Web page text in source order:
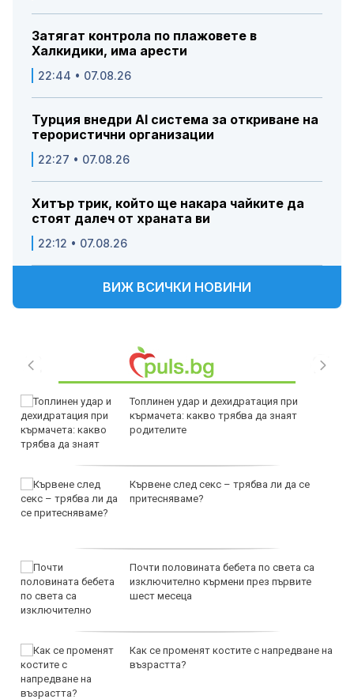
Затягат контрола по плажовете в
Халкидики, има арести
22:44 • 07.08.26
Турция внедри AI система за откриване на
терористични организации
22:27 • 07.08.26
Хитър трик, който ще накара чайките да
стоят далеч от храната ви
22:12 • 07.08.26
ВИЖ ВСИЧКИ НОВИНИ
Топлинен удар и дехидратация при
кърмачета: какво трябва да знаят
родителите
Кървене след секс – трябва ли да се
притесняваме?
Почти половината бебета по света са
изключително кърмени през първите
шест месеца
Как се променят костите с напредване на
възрастта?